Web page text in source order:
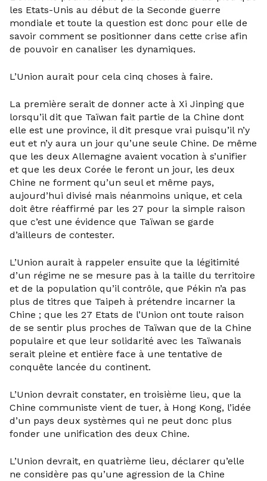
les Etats-Unis au début de la Seconde guerre
mondiale et toute la question est donc pour elle de
savoir comment se positionner dans cette crise afin
de pouvoir en canaliser les dynamiques.
L’Union aurait pour cela cinq choses à faire.
La première serait de donner acte à Xi Jinping que
lorsqu’il dit que Taïwan fait partie de la Chine dont
elle est une province, il dit presque vrai puisqu’il n’y
eut et n’y aura un jour qu’une seule Chine. De même
que les deux Allemagne avaient vocation à s’unifier
et que les deux Corée le feront un jour, les deux
Chine ne forment qu’un seul et même pays,
aujourd’hui divisé mais néanmoins unique, et cela
doit être réaffirmé par les 27 pour la simple raison
que c’est une évidence que Taïwan se garde
d’ailleurs de contester.
L’Union aurait à rappeler ensuite que la légitimité
d’un régime ne se mesure pas à la taille du territoire
et de la population qu’il contrôle, que Pékin n’a pas
plus de titres que Taipeh à prétendre incarner la
Chine ; que les 27 Etats de l’Union ont toute raison
de se sentir plus proches de Taïwan que de la Chine
populaire et que leur solidarité avec les Taïwanais
serait pleine et entière face à une tentative de
conquête lancée du continent.
L’Union devrait constater, en troisième lieu, que la
Chine communiste vient de tuer, à Hong Kong, l’idée
d’un pays deux systèmes qui ne peut donc plus
fonder une unification des deux Chine.
L’Union devrait, en quatrième lieu, déclarer qu’elle
ne considère pas qu’une agression de la Chine